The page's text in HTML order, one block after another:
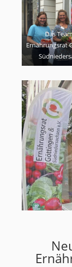
Das
Ernährungsrat